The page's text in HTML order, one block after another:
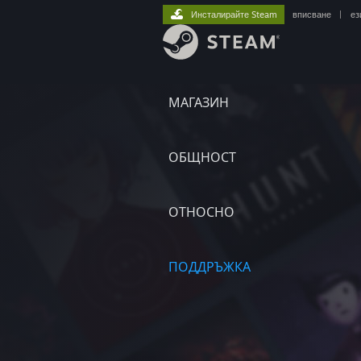
МАГАЗИН
ОБЩНОСТ
ОТНОСНО
ПОДДРЪЖКА
Инсталирайте Steam вписване